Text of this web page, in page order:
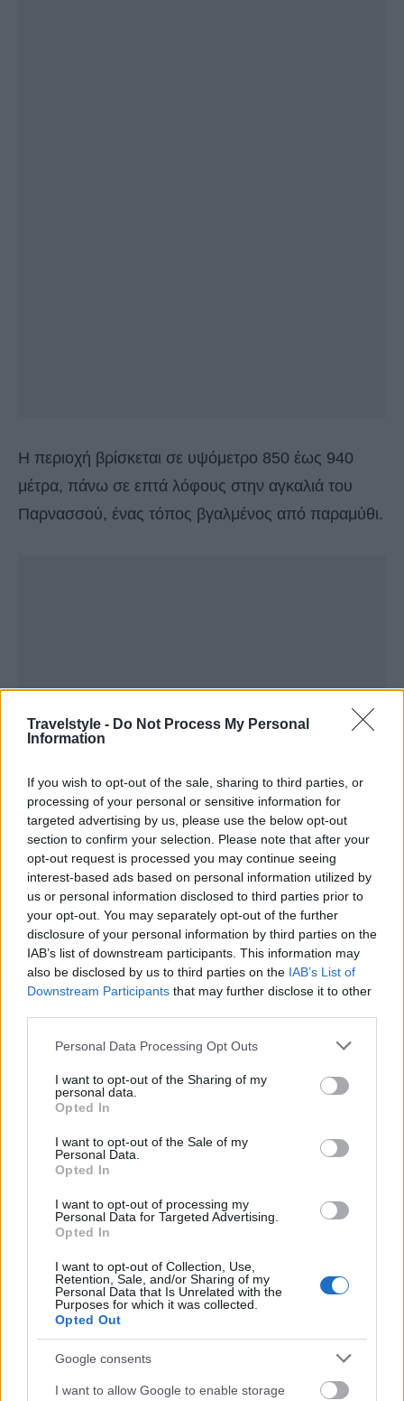
Travelstyle - Do Not Process My Personal
Information
If you wish to opt-out of the sale, sharing to third parties, or
processing of your personal or sensitive information for
targeted advertising by us, please use the below opt-out
section to confirm your selection. Please note that after your
opt-out request is processed you may continue seeing
interest-based ads based on personal information utilized by
us or personal information disclosed to third parties prior to
your opt-out. You may separately opt-out of the further
disclosure of your personal information by third parties on the
IAB’s list of downstream participants. This information may
also be disclosed by us to third parties on the IAB’s List of
Downstream Participants that may further disclose it to other
Please note that this website/app uses one or more Google
not limited to your visit or usage behaviour. You may click to
grant or deny consent to Google and its third-party tags to
use your data for below specified purposes in below Google
consent section.
Personal Data Processing Opt Outs
I want to opt-out of the Sharing of my
personal data.
Opted In
I want to opt-out of the Sale of my
Personal Data.
Opted In
I want to opt-out of processing my
Personal Data for Targeted Advertising.
Opted In
I want to opt-out of Collection, Use,
Retention, Sale, and/or Sharing of my
Personal Data that Is Unrelated with the
Purposes for which it was collected.
Opted Out
Google consents
I want to allow Google to enable storage
Η περιοχή βρίσκεται σε υψόμετρο 850 έως 940
μέτρα, πάνω σε επτά λόφους στην αγκαλιά του
Παρνασσού, ένας τόπος βγαλμένος από παραμύθι.
Η Άνω Αγόριανη ή Επτάλοφος όπως είναι η νέα
της ονομασία, αποτελεί ένα πραγματικό διαμάντι
του βουνού του Απόλλωνα. Πνιγμένη κυριολεκτικά
δεν έχεις δει τίποτα.
Οι χιονοπτώσεις στο διαμάντι του Παρνασσού είναι
πολύ συχνό φαινόμενο, γεγονός που σε
συνδυασμό με το ελατοδάσος κάνει έναν εξαιρετικό
συνδυασμό και κάνει το τοπίο παραμυθένιο. Έχει
όχι άδικα.
Μπορείτε να απολαύσετε τα εντυπωσιακά πλάνα
στο παρακάτω βίντεο του